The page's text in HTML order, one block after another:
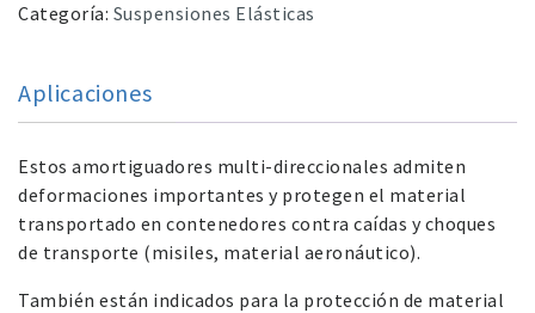
Categoría: Suspensiones Elásticas
Aplicaciones
Estos amortiguadores multi-direccionales admiten
deformaciones importantes y protegen el material
transportado en contenedores contra caídas y choques
de transporte (misiles, material aeronáutico).
También están indicados para la protección de material